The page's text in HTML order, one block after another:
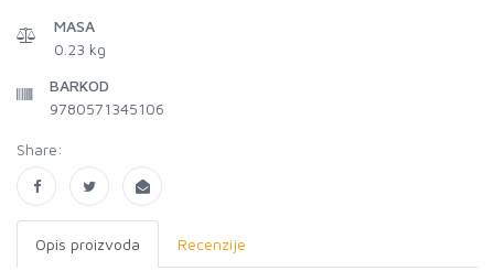
MASA
0.23 kg
BARKOD
9780571345106
Share:
Opis proizvoda Recenzije